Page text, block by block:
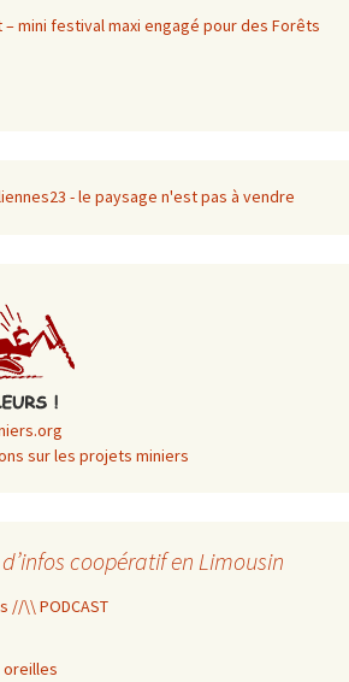
– mini festival maxi engagé pour des Forêts
- le paysage n'est pas à vendre
sur les projets miniers
coopératif en Limousin
//\\ PODCAST
oreilles